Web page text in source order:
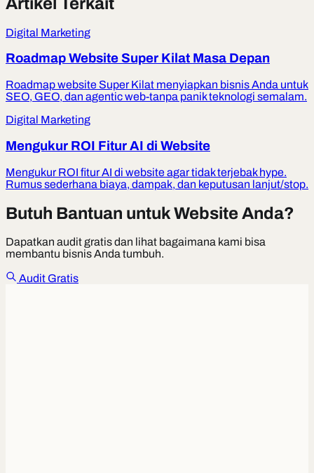
Digital Marketing
Roadmap Website Super Kilat Masa Depan
Roadmap website Super Kilat menyiapkan bisnis Anda untuk
SEO, GEO, dan agentic web-tanpa panik teknologi semalam.
Digital Marketing
Mengukur ROI Fitur AI di Website
Mengukur ROI fitur AI di website agar tidak terjebak hype.
Rumus sederhana biaya, dampak, dan keputusan lanjut/stop.
Butuh Bantuan untuk Website Anda?
Dapatkan audit gratis dan lihat bagaimana kami bisa
membantu bisnis Anda tumbuh.
Audit Gratis